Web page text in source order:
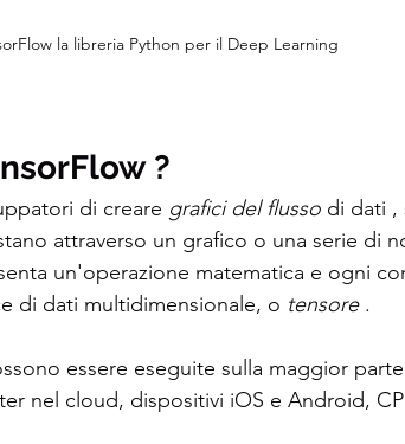
la libreria Python per il Deep Learning
?
di creare grafici del flusso di dati ,
attraverso un grafico o una serie di
un'operazione matematica e ogni
di dati multidimensionale, o tensore .
essere eseguite sulla maggior
nel cloud, dispositivi iOS e Android,